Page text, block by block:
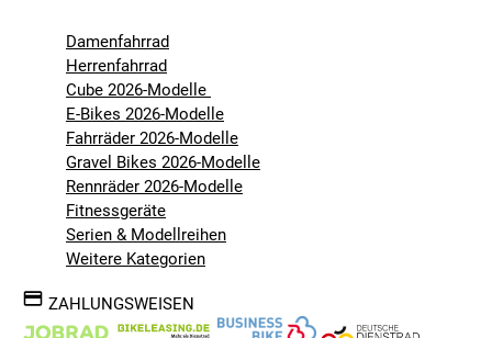
Damenfahrrad
Herrenfahrrad
Cube 2026-Modelle
E-Bikes 2026-Modelle
Fahrräder 2026-Modelle
Gravel Bikes 2026-Modelle
Rennräder 2026-Modelle
Fitnessgeräte
Serien & Modellreihen
Weitere Kategorien
ZAHLUNGSWEISEN